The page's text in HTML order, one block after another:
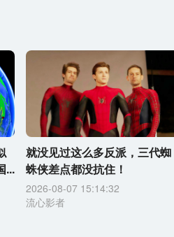
...
就没见过这么多反派，三代蜘
蛛侠差点都没抗住！
2026-08-07 15:14:32
流心影者